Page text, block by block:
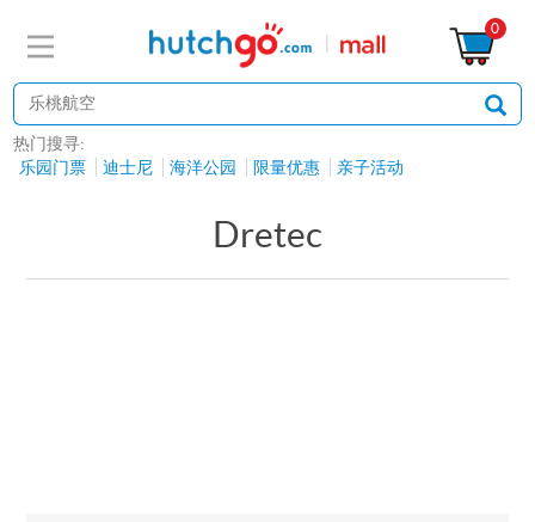
0
热门搜寻:
乐园门票
迪士尼 海洋公园 限量优惠 亲子活动
Dretec